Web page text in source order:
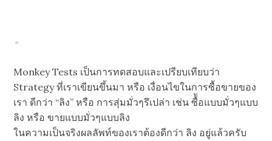
Monkey Tests เป็นการทดสอบและเปรียบเทียบว่า
Strategy ที่เราเขียนขึ้นมา หรือ เงื่อนไขในการซื้อขายของ
เรา ดีกว่า “ลิง” หรือ การสุ่มมั่วๆรึเปล่า เช่น ซื้ัอแบบมั่วๆแบบ
ลิง หรือ ขายแบบมั่วๆแบบลิง
ในความเป็นจริงผลลัพท์ของเราต้องดีกว่า ลิง อยู่แล้วครับ